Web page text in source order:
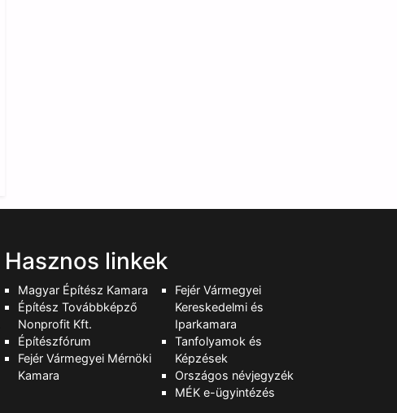
Hasznos linkek
Magyar Építész Kamara
Építész Továbbképző
Nonprofit Kft.
Építészfórum
Fejér Vármegyei Mérnöki
Kamara
Fejér Vármegyei
Kereskedelmi és
Iparkamara
Tanfolyamok és
Képzések
Országos névjegyzék
MÉK e-ügyintézés